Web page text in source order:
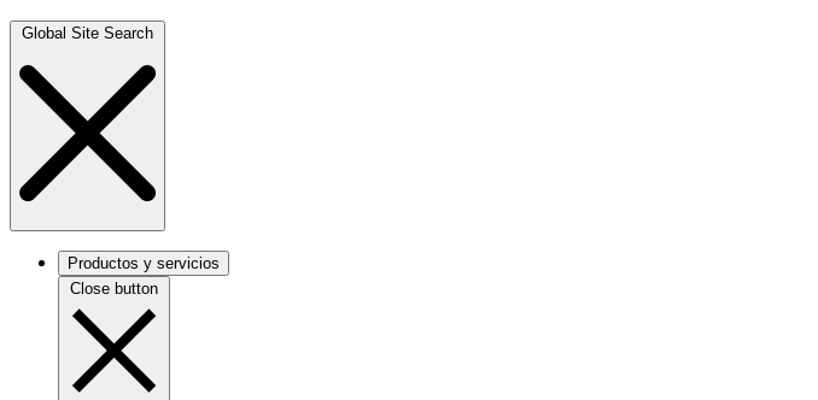
Global Site Search
Productos y servicios
Close button